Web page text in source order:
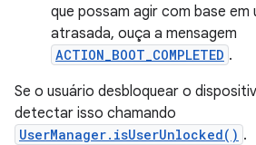
que possam agir com base
atrasada, ouça a mensagem
ACTION_BOOT_COMPLETED .
Se o usuário desbloquear o
detectar isso chamando
UserManager.isUserUnlocked() .